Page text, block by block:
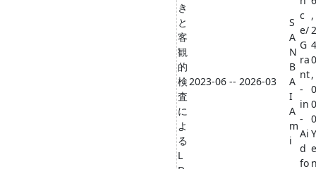
き
と
客
観
的
検
査
に
よ
る
L
2023-06 -- 2026-03
S
A
N
B
A
I
A
m
i
c
e/
G
ra
nt
-
in
-
Ai
d
fo
,
2
4
0
,
0
0
0
Y
e